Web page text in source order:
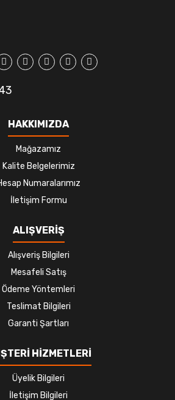
HAKKIMIZDA
Mağazamız
Kalite Belgelerimiz
Numaralarımız
İletişim Formu
ALIŞVERİŞ
Alışveriş Bilgileri
Mesafeli Satış
Ödeme Yöntemleri
Teslimat Bilgileri
Garanti Şartları
HİZMETLERİ
Üyelik Bilgileri
İletişim Bilgileri